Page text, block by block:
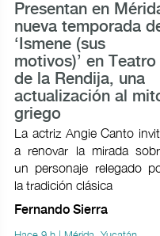
Presentan en
nueva temporada
‘Ismene (sus
motivos)’ en Teatro
de la Rendija, una
actualización al
griego
La actriz Angie Canto
a renovar la mirada
un personaje relegado
la tradición clásica
Fernando Sierra